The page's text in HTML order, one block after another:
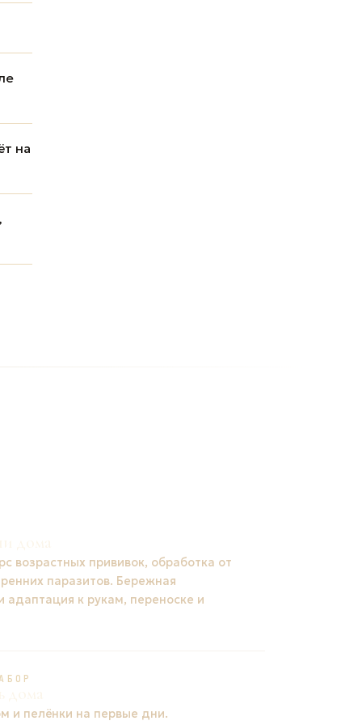
на
возрастных прививок, обработка от
паразитов. Бережная
адаптация к рукам, переноске и
и пелёнки на первые дни.